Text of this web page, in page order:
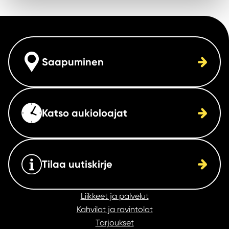
Saapuminen
Katso aukioloajat
Tilaa uutiskirje
Liikkeet ja palvelut
Kahvilat ja ravintolat
Tarjoukset